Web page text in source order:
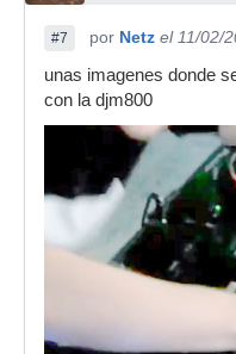
#7 por Netz el 11/02/
unas imagenes donde
con la djm800